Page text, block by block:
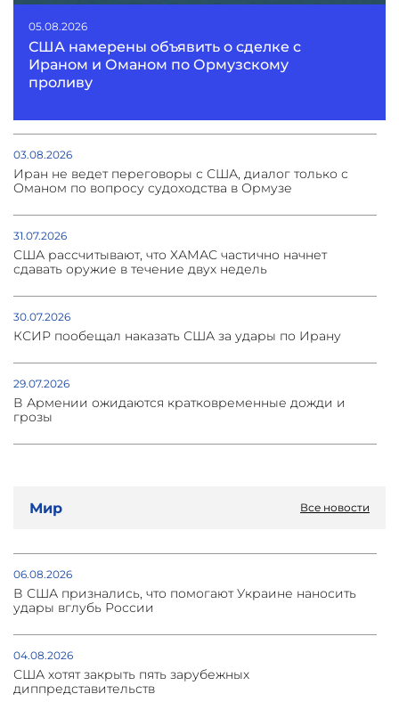
05.08.2026
США намерены объявить о сделке с
Ираном и Оманом по Ормузскому
проливу
03.08.2026
Иран не ведет переговоры с США, диалог только с
Оманом по вопросу судоходства в Ормузе
31.07.2026
США рассчитывают, что ХАМАС частично начнет
сдавать оружие в течение двух недель
30.07.2026
КСИР пообещал наказать США за удары по Ирану
29.07.2026
В Армении ожидаются кратковременные дожди и
грозы
откроет свои двери
за атаку на свое судно
Мир Все новости
06.08.2026
В США признались, что помогают Украине наносить
удары вглубь России
04.08.2026
США хотят закрыть пять зарубежных
диппредставительств